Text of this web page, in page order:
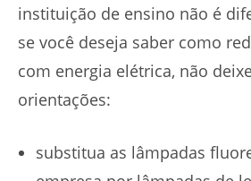
instituição de ensino não é
se você deseja saber como
com energia elétrica, não
orientações:
substitua as lâmpadas